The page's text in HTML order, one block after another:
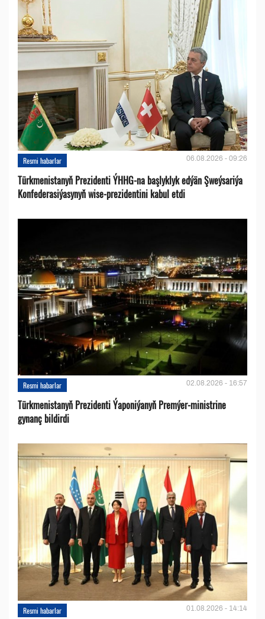
Resmi habarlar 06.08.2026 - 09:26
Türkmenistanyň Prezidenti ÝHHG-na başlyklyk edýän Şweýsariýa
Konfederasiýasynyň wise-prezidentini kabul etdi
Resmi habarlar 02.08.2026 - 16:57
Türkmenistanyň Prezidenti Ýaponiýanyň Premýer-ministrine
gynanç bildirdi
Resmi habarlar 01.08.2026 - 14:14